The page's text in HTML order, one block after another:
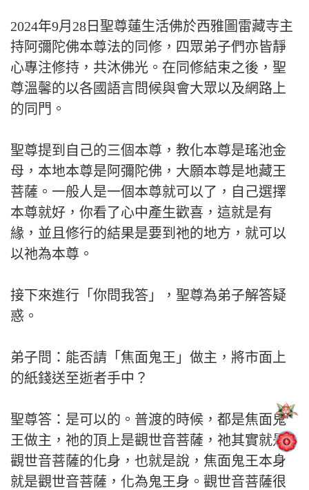
2024年9月28日聖尊蓮生活佛於西雅圖雷藏寺主
持阿彌陀佛本尊法的同修，四眾弟子們亦皆靜
心專注修持，共沐佛光。在同修結束之後，聖
尊溫馨的以各國語言問候與會大眾以及網路上
的同門。
聖尊提到自己的三個本尊，教化本尊是瑤池金
母，本地本尊是阿彌陀佛，大願本尊是地藏王
菩薩。一般人是一個本尊就可以了，自己選擇
本尊就好，你看了心中產生歡喜，這就是有
緣，並且修行的結果是要到祂的地方，就可以
以祂為本尊。
接下來進行「你問我答」，聖尊為弟子解答疑
惑。
弟子問：能否請「焦面鬼王」做主，將市面上
的紙錢送至逝者手中？
聖尊答：是可以的。普渡的時候，都是焦面鬼
王做主，祂的頂上是觀世音菩薩，祂其實就是
觀世音菩薩的化身，也就是說，焦面鬼王本身
就是觀世音菩薩，化為鬼王身。觀世音菩薩很